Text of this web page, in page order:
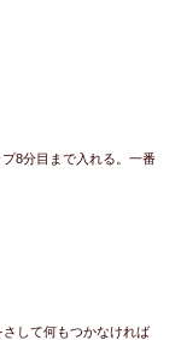
8分目まで入れる。一番
して何もつかなければ